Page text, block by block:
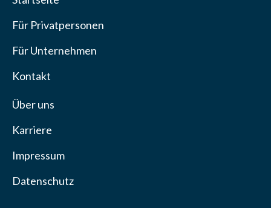
Für Privatpersonen
Für Unternehmen
Kontakt
Über uns
Karriere
Impressum
Datenschutz